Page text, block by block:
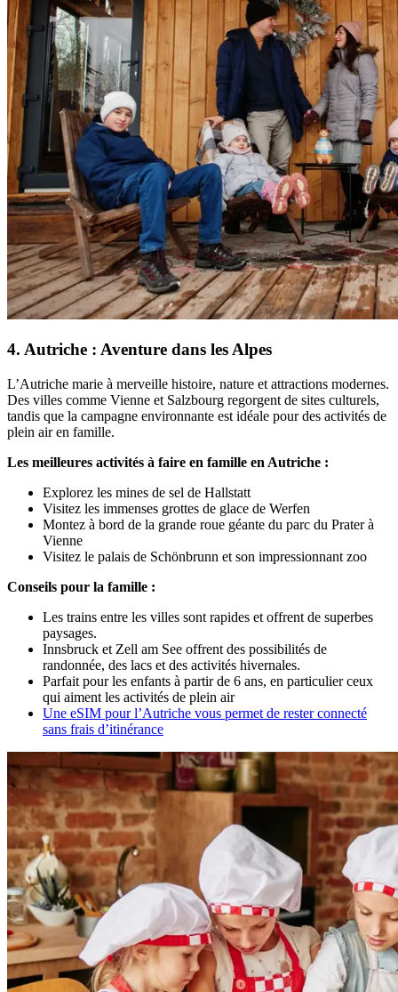
4. Autriche : Aventure dans les Alpes
L’Autriche marie à merveille histoire, nature et attractions modernes.
Des villes comme Vienne et Salzbourg regorgent de sites culturels,
tandis que la campagne environnante est idéale pour des activités de
plein air en famille.
Les meilleures activités à faire en famille en Autriche :
Explorez les mines de sel de Hallstatt
Visitez les immenses grottes de glace de Werfen
Montez à bord de la grande roue géante du parc du Prater à
Vienne
Visitez le palais de Schönbrunn et son impressionnant zoo
Conseils pour la famille :
Les trains entre les villes sont rapides et offrent de superbes
paysages.
Innsbruck et Zell am See offrent des possibilités de
randonnée, des lacs et des activités hivernales.
Parfait pour les enfants à partir de 6 ans, en particulier ceux
qui aiment les activités de plein air
Une eSIM pour l’Autriche vous permet de rester connecté
sans frais d’itinérance